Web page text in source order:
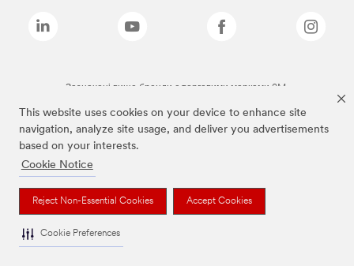
This website uses cookies on your device to enhance site
navigation, analyze site usage, and deliver you advertisements
based on your interests.
Cookie Notice
Reject Non-Essential Cookies Accept Cookies
Cookie Preferences
Зазначені вище бренди є торговими марками 3M.